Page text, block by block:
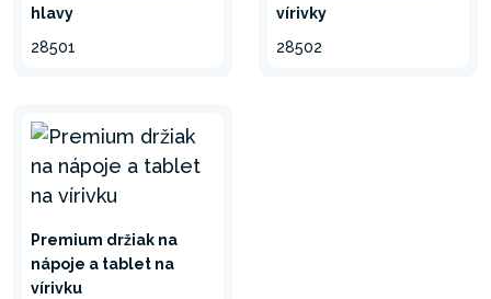
hlavy
28501
vírivky
28502
Premium držiak na
nápoje a tablet na
vírivku